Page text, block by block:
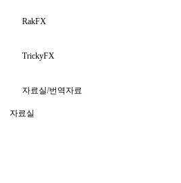
RakFX
TrickyFX
자료실/번역자료
자료실